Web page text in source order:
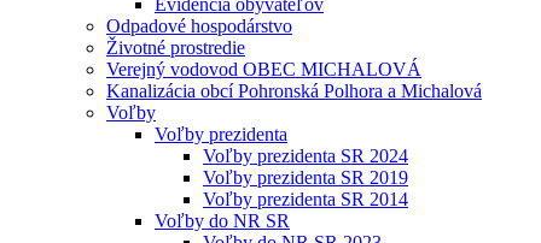
Evidencia obyvateľov
Odpadové hospodárstvo
Životné prostredie
Verejný vodovod OBEC MICHALOVÁ
Kanalizácia obcí Pohronská Polhora a Michalová
Voľby
Voľby prezidenta
Voľby prezidenta SR 2024
Voľby prezidenta SR 2019
Voľby prezidenta SR 2014
Voľby do NR SR